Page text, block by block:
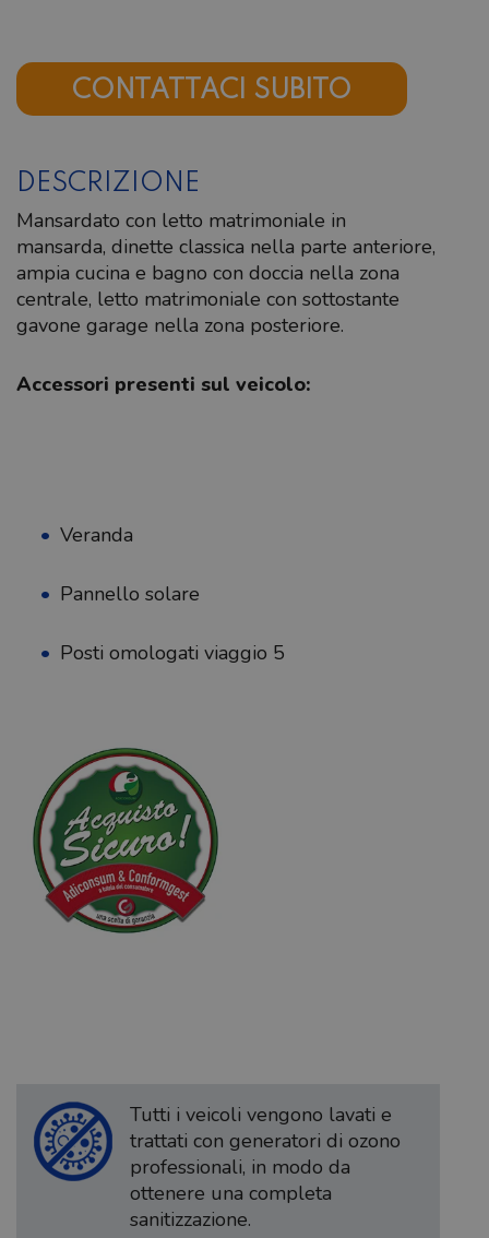
CONTATTACI SUBITO
DESCRIZIONE
Mansardato con letto matrimoniale in
mansarda, dinette classica nella parte anteriore,
ampia cucina e bagno con doccia nella zona
centrale, letto matrimoniale con sottostante
gavone garage nella zona posteriore.
Accessori presenti sul veicolo:
Veranda
Pannello solare
Posti omologati viaggio 5
Tutti i veicoli vengono lavati e
trattati con generatori di ozono
professionali, in modo da
ottenere una completa
sanitizzazione.